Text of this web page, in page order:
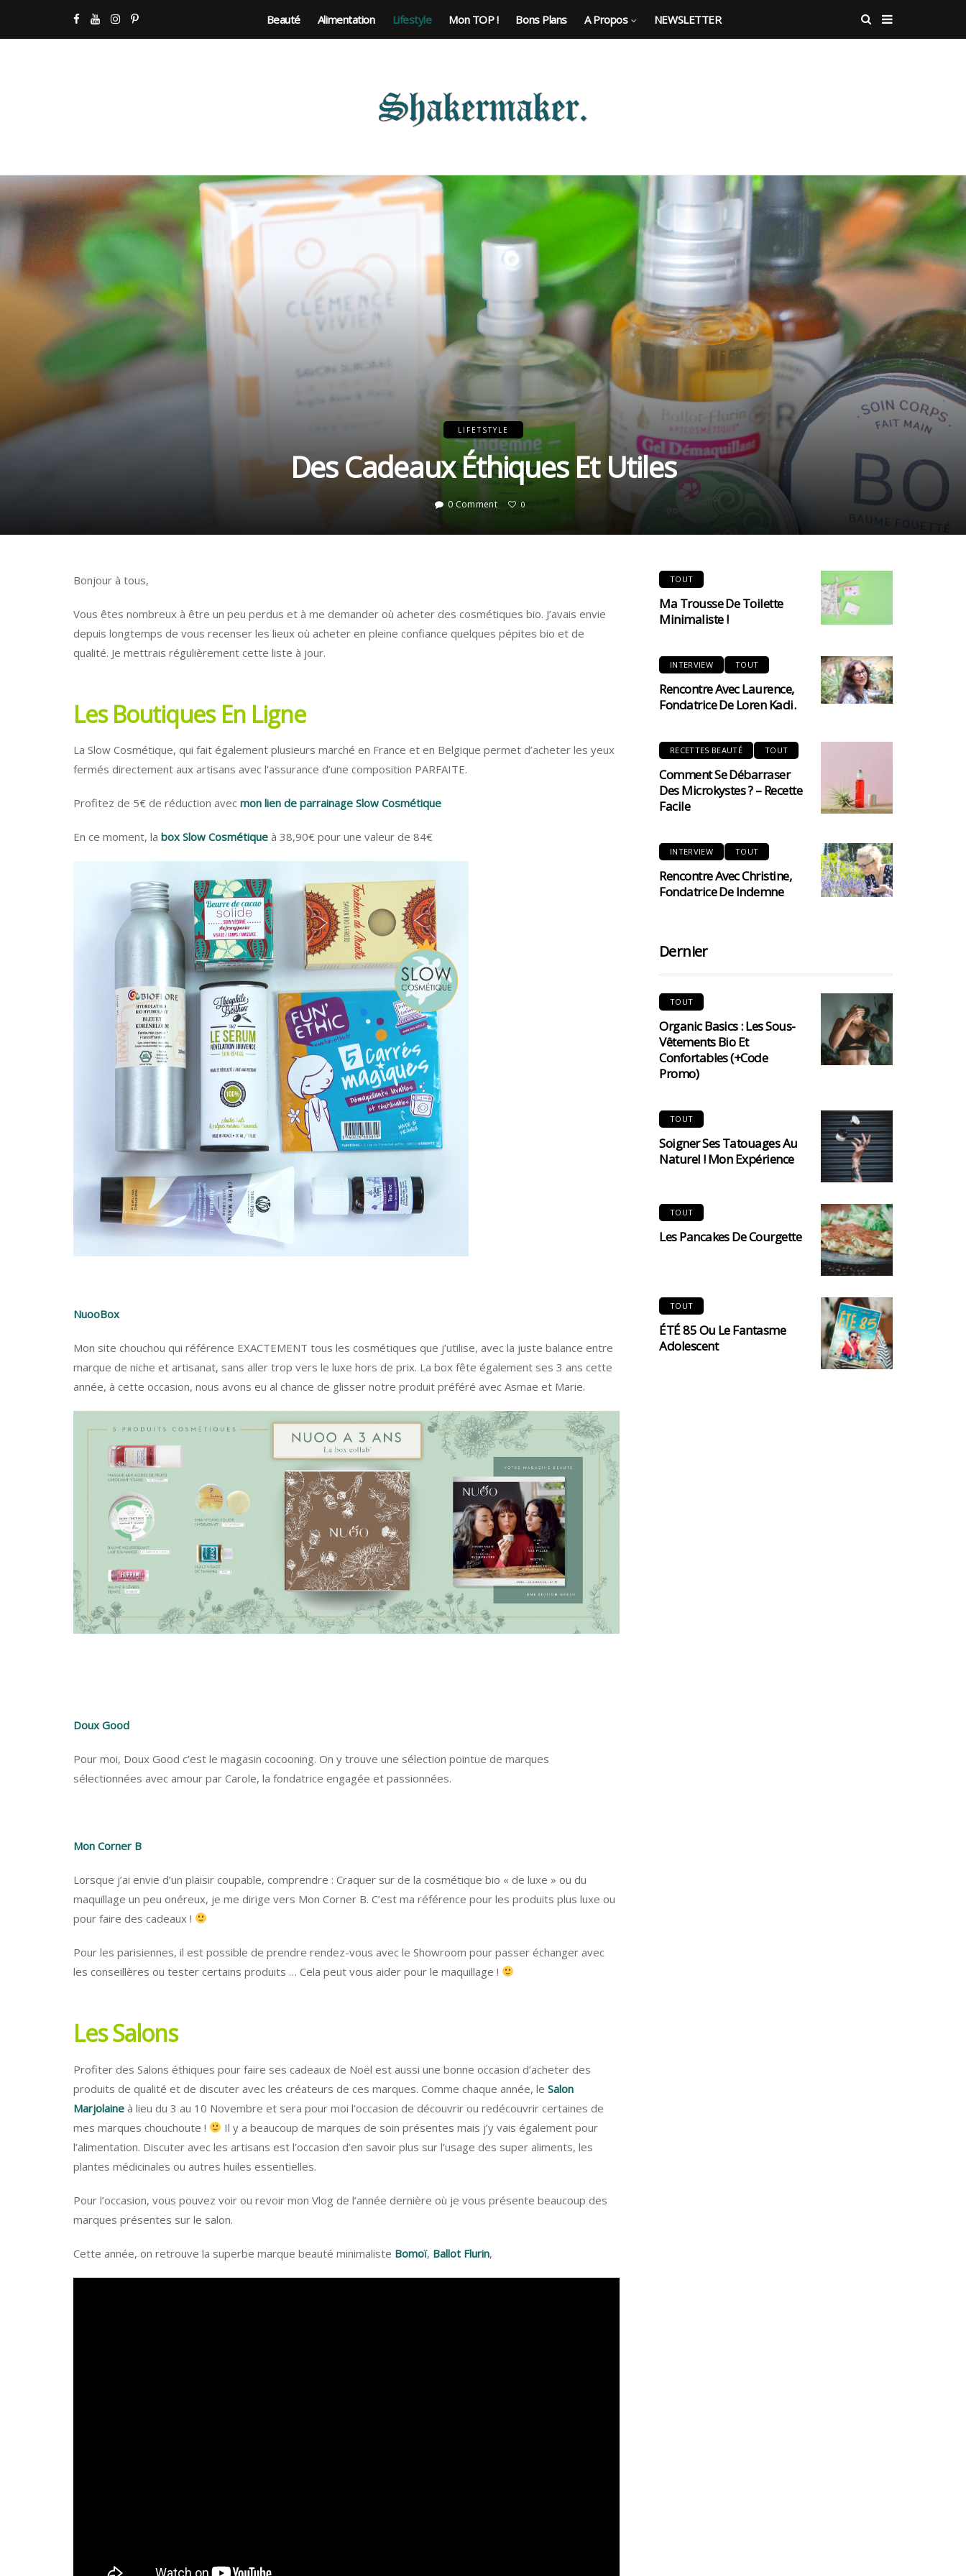
Beauté Alimentation Lifestyle Mon TOP ! Bons Plans A Propos NEWSLETTER
LIFETSTYLE
Des Cadeaux Éthiques Et Utiles
0 Comment 0
Bonjour à tous,
Vous êtes nombreux à être un peu perdus et à me demander où acheter des cosmétiques bio. J’avais envie
depuis longtemps de vous recenser les lieux où acheter en pleine confiance quelques pépites bio et de
qualité. Je mettrais régulièrement cette liste à jour.
Les Boutiques En Ligne
La Slow Cosmétique, qui fait également plusieurs marché en France et en Belgique permet d’acheter les yeux
fermés directement aux artisans avec l’assurance d’une composition PARFAITE.
Profitez de 5€ de réduction avec mon lien de parrainage Slow Cosmétique
En ce moment, la box Slow Cosmétique à 38,90€ pour une valeur de 84€
NuooBox
Mon site chouchou qui référence EXACTEMENT tous les cosmétiques que j’utilise, avec la juste balance entre
marque de niche et artisanat, sans aller trop vers le luxe hors de prix. La box fête également ses 3 ans cette
année, à cette occasion, nous avons eu al chance de glisser notre produit préféré avec Asmae et Marie.
Doux Good
Pour moi, Doux Good c’est le magasin cocooning. On y trouve une sélection pointue de marques
sélectionnées avec amour par Carole, la fondatrice engagée et passionnées.
Mon Corner B
Lorsque j’ai envie d’un plaisir coupable, comprendre : Craquer sur de la cosmétique bio « de luxe » ou du
maquillage un peu onéreux, je me dirige vers Mon Corner B. C’est ma référence pour les produits plus luxe ou
pour faire des cadeaux !
Pour les parisiennes, il est possible de prendre rendez-vous avec le Showroom pour passer échanger avec
les conseillères ou tester certains produits … Cela peut vous aider pour le maquillage !
Les Salons
Profiter des Salons éthiques pour faire ses cadeaux de Noël est aussi une bonne occasion d’acheter des
produits de qualité et de discuter avec les créateurs de ces marques. Comme chaque année, le Salon
Marjolaine à lieu du 3 au 10 Novembre et sera pour moi l’occasion de découvrir ou redécouvrir certaines de
mes marques chouchoute !
Il y a beaucoup de marques de soin présentes mais j’y vais également pour
l’alimentation. Discuter avec les artisans est l’occasion d’en savoir plus sur l’usage des super aliments, les
plantes médicinales ou autres huiles essentielles.
Pour l’occasion, vous pouvez voir ou revoir mon Vlog de l’année dernière où je vous présente beaucoup des
marques présentes sur le salon.
Cette année, on retrouve la superbe marque beauté minimaliste Bomoï, Ballot Flurin,
TOUT
Ma Trousse De Toilette
Minimaliste !
INTERVIEW TOUT
Rencontre Avec Laurence,
Fondatrice De Loren Kadi.
RECETTES BEAUTÉ TOUT
Comment Se Débarraser
Des Microkystes ? – Recette
Facile
INTERVIEW TOUT
Rencontre Avec Christine,
Fondatrice De Indemne
Dernier
TOUT
Organic Basics : Les Sous-
Vêtements Bio Et
Confortables (+code
Promo)
TOUT
Soigner Ses Tatouages Au
Naturel ! Mon Expérience
TOUT
Les Pancakes De Courgette
TOUT
ÉTÉ 85 Ou Le Fantasme
Adolescent